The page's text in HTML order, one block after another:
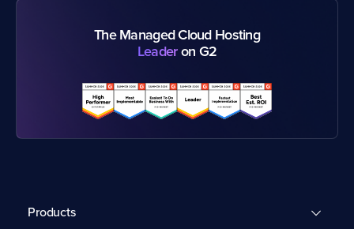
The Managed Cloud Hosting
Leaderon G2
Products